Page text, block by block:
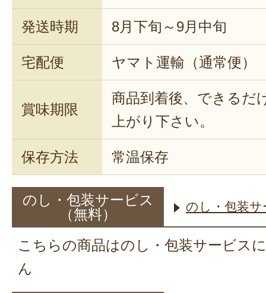
発送時期 8月下旬～9月中旬
宅配便 ヤマト運輸（通常便）
賞味期限
商品到着後、できるだ
上がり下さい。
保存方法 常温保存
のし・包装サービス
（無料）
のし・包装
こちらの商品はのし・包装サービス
ん